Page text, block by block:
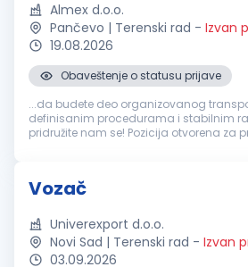
Almex d.o.o.
Pančevo | Terenski rad - Izvan
19.08.2026
Obaveštenje o statusu prijave
...da budete deo organizovanog
definisanim procedurama i stabilnim
pridružite nam se! Pozicija otvorena za
Vozač
Univerexport d.o.o.
Novi Sad | Terenski rad - Izvan
03.09.2026